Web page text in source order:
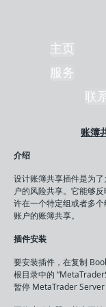
主页
服务
联
账簿
介绍
设计账簿共享插件是为
户的风险共享。它能够
许在一个特定组或者多
账户的账簿共享。
插件安装
要安装插件，在复制
根目录中的
暂停 MetaTrader Server